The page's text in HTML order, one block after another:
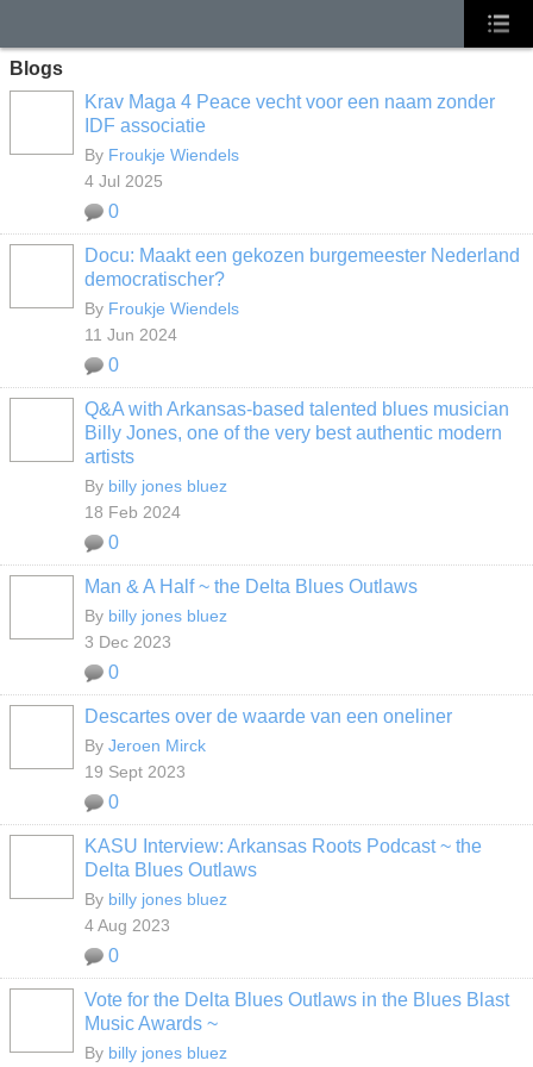
Blogs
Krav Maga 4 Peace vecht voor een naam zonder
IDF associatie
By Froukje Wiendels
4 Jul 2025
0
Docu: Maakt een gekozen burgemeester Nederland
democratischer?
By Froukje Wiendels
11 Jun 2024
0
Q&A with Arkansas-based talented blues musician
Billy Jones, one of the very best authentic modern
artists
By billy jones bluez
18 Feb 2024
0
Man & A Half ~ the Delta Blues Outlaws
By billy jones bluez
3 Dec 2023
0
Descartes over de waarde van een oneliner
By Jeroen Mirck
19 Sept 2023
0
KASU Interview: Arkansas Roots Podcast ~ the
Delta Blues Outlaws
By billy jones bluez
4 Aug 2023
0
Vote for the Delta Blues Outlaws in the Blues Blast
Music Awards ~
By billy jones bluez